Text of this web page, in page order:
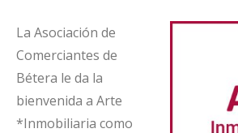
La Asociación de
Comerciantes de
Bétera le da la
bienvenida a Arte
*Inmobiliaria como